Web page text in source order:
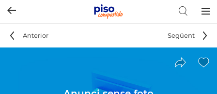
Anterior Següent